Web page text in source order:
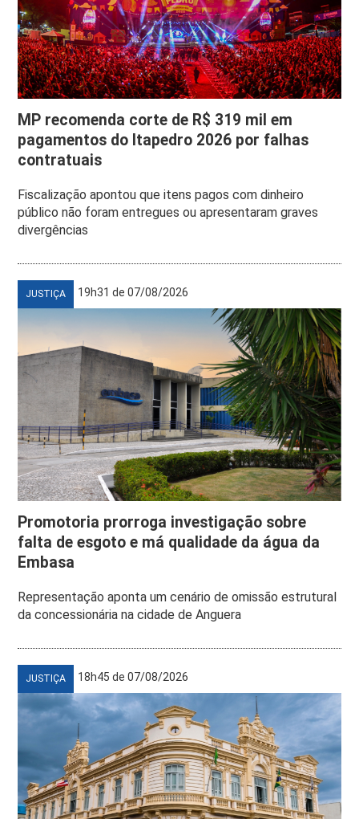
MP recomenda corte de R$ 319 mil em
pagamentos do Itapedro 2026 por falhas
contratuais
Fiscalização apontou que itens pagos com dinheiro
público não foram entregues ou apresentaram graves
divergências
JUSTIÇA 19h31 de 07/08/2026
Promotoria prorroga investigação sobre
falta de esgoto e má qualidade da água da
Embasa
Representação aponta um cenário de omissão estrutural
da concessionária na cidade de Anguera
JUSTIÇA 18h45 de 07/08/2026